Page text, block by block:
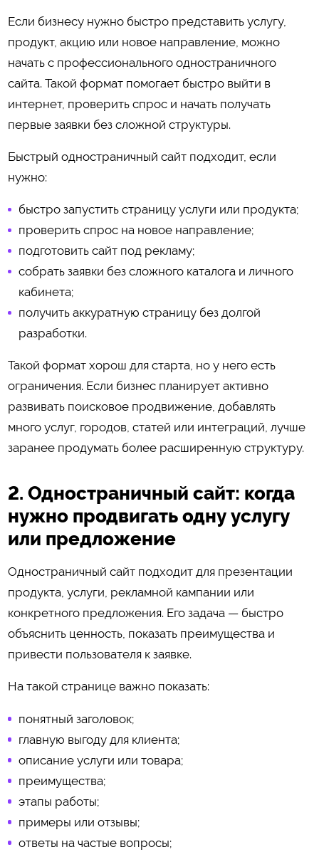
Если бизнесу нужно быстро представить услугу,
продукт, акцию или новое направление, можно
начать с профессионального одностраничного
сайта. Такой формат помогает быстро выйти в
интернет, проверить спрос и начать получать
первые заявки без сложной структуры.
Быстрый одностраничный сайт подходит, если
нужно:
быстро запустить страницу услуги или продукта;
проверить спрос на новое направление;
подготовить сайт под рекламу;
собрать заявки без сложного каталога и личного
кабинета;
получить аккуратную страницу без долгой
разработки.
Такой формат хорош для старта, но у него есть
ограничения. Если бизнес планирует активно
развивать поисковое продвижение, добавлять
много услуг, городов, статей или интеграций, лучше
заранее продумать более расширенную структуру.
2. Одностраничный сайт: когда
нужно продвигать одну услугу
или предложение
Одностраничный сайт подходит для презентации
продукта, услуги, рекламной кампании или
конкретного предложения. Его задача — быстро
объяснить ценность, показать преимущества и
привести пользователя к заявке.
На такой странице важно показать:
понятный заголовок;
главную выгоду для клиента;
описание услуги или товара;
преимущества;
этапы работы;
примеры или отзывы;
ответы на частые вопросы;